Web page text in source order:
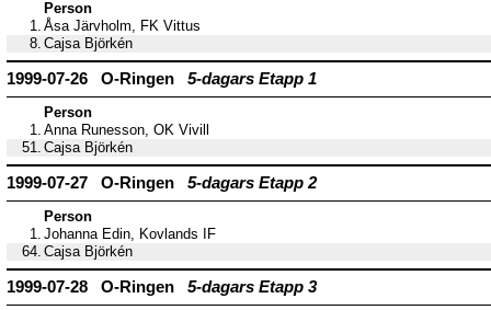
Person
1. Åsa Järvholm, FK Vittus
8. Cajsa Björkén
1999-07-26 O-Ringen 5-dagars Etapp 1
Person
1. Anna Runesson, OK Vivill
51. Cajsa Björkén
1999-07-27 O-Ringen 5-dagars Etapp 2
Person
1. Johanna Edin, Kovlands IF
64. Cajsa Björkén
1999-07-28 O-Ringen 5-dagars Etapp 3